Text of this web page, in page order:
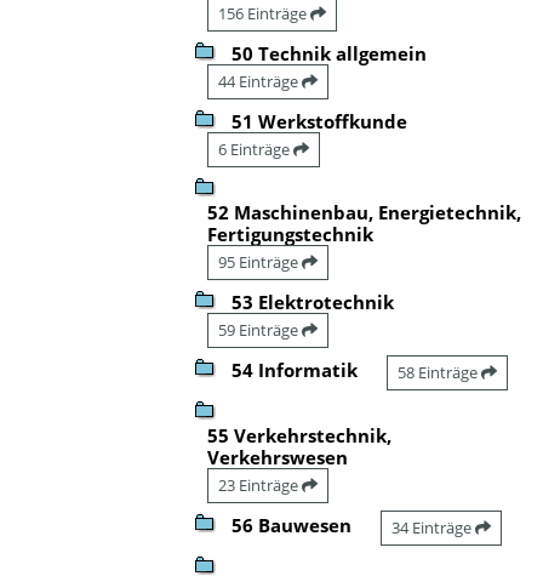
156 Einträge
50 Technik allgemein
44 Einträge
51 Werkstoffkunde
6 Einträge
52 Maschinenbau, Energietechnik,
Fertigungstechnik
95 Einträge
53 Elektrotechnik
59 Einträge
54 Informatik 58 Einträge
55 Verkehrstechnik,
Verkehrswesen
23 Einträge
56 Bauwesen 34 Einträge